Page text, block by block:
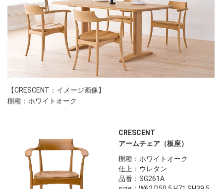
【CRESCENT：イメージ画像】
樹種：ホワイトオーク
CRESCENT
アームチェア（板座）
樹種：ホワイトオーク
仕上：ウレタン
品番：SG261A